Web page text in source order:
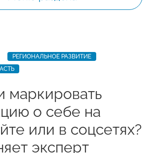
РЕГИОНАЛЬНОЕ РАЗВИТИЕ
маркировать
о себе на
или в соцсетях?
эксперт